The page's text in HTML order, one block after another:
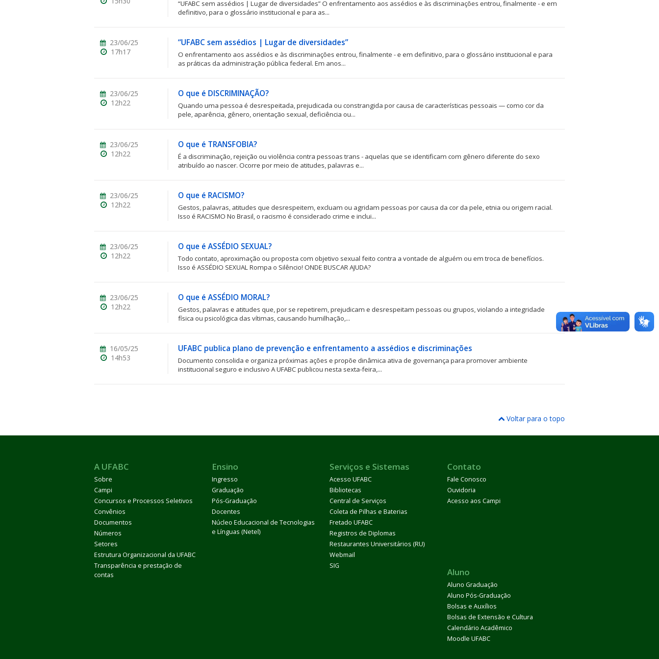
“UFABC sem assédios | Lugar de diversidades” O enfrentamento aos assédios e às discriminações entrou, finalmente - e em
definitivo, para o glossário institucional e para as...
“UFABC sem assédios | Lugar de diversidades”
O enfrentamento aos assédios e às discriminações entrou, finalmente - e em definitivo, para o glossário institucional e para
as práticas da administração pública federal. Em anos...
23/06/25
17h17
O que é DISCRIMINAÇÃO?
Quando uma pessoa é desrespeitada, prejudicada ou constrangida por causa de características pessoais — como cor da
pele, aparência, gênero, orientação sexual, deficiência ou...
23/06/25
12h22
O que é TRANSFOBIA?
É a discriminação, rejeição ou violência contra pessoas trans - aquelas que se identificam com gênero diferente do sexo
atribuído ao nascer. Ocorre por meio de atitudes, palavras e...
23/06/25
12h22
O que é RACISMO?
Gestos, palavras, atitudes que desrespeitem, excluam ou agridam pessoas por causa da cor da pele, etnia ou origem racial.
Isso é RACISMO No Brasil, o racismo é considerado crime e inclui...
23/06/25
12h22
O que é ASSÉDIO SEXUAL?
Todo contato, aproximação ou proposta com objetivo sexual feito contra a vontade de alguém ou em troca de benefícios.
Isso é ASSÉDIO SEXUAL Rompa o Silêncio! ONDE BUSCAR AJUDA?
23/06/25
12h22
O que é ASSÉDIO MORAL?
Gestos, palavras e atitudes que, por se repetirem, prejudicam e desrespeitam pessoas ou grupos, violando a integridade
física ou psicológica das vítimas, causando humilhação,...
23/06/25
12h22
UFABC publica plano de prevenção e enfrentamento a assédios e discriminações
Documento consolida e organiza próximas ações e propõe dinâmica ativa de governança para promover ambiente
institucional seguro e inclusivo A UFABC publicou nesta sexta-feira,...
16/05/25
14h53
Voltar para o topo
A UFABC
Sobre
Campi
Concursos e Processos Seletivos
Convênios
Documentos
Números
Setores
Estrutura Organizacional da UFABC
Transparência e prestação de
contas
Ensino
Ingresso
Graduação
Pós-Graduação
Docentes
Núcleo Educacional de Tecnologias
e Línguas (Netel)
Serviços e Sistemas
Acesso UFABC
Bibliotecas
Central de Serviços
Coleta de Pilhas e Baterias
Fretado UFABC
Registros de Diplomas
Restaurantes Universitários (RU)
Webmail
SIG
Contato
Fale Conosco
Ouvidoria
Acesso aos Campi
Aluno
Aluno Graduação
Aluno Pós-Graduação
Bolsas e Auxílios
Bolsas de Extensão e Cultura
Calendário Acadêmico
Moodle UFABC